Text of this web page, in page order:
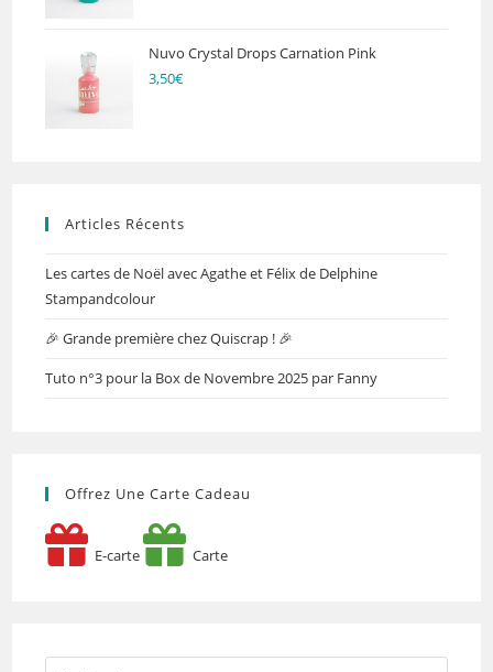
Nuvo Crystal Drops Carnation Pink
3,50€
Articles Récents
Les cartes de Noël avec Agathe et Félix de Delphine
Stampandcolour
🎉 Grande première chez Quiscrap ! 🎉
Tuto n°3 pour la Box de Novembre 2025 par Fanny
Offrez Une Carte Cadeau
E-carte Carte